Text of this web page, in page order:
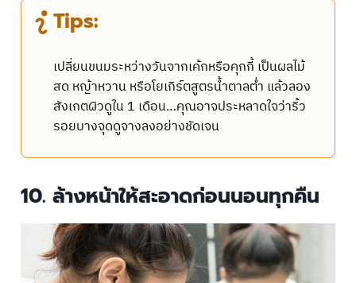
Tips:
เปลี่ยนขนมระหว่างวันจากเค้กหรือคุกกี้ เป็นผลไม้
สด หญ้าหวาน หรือโยเกิร์ตสูตรน้ำตาลต่ำ แล้วลอง
สังเกตผิวดูใน 1 เดือน…คุณอาจประหลาดใจว่าริ้ว
รอยบางจุดดูจางลงอย่างชัดเจน
10. ล้างหน้าให้สะอาดก่อนนอนทุกคืน